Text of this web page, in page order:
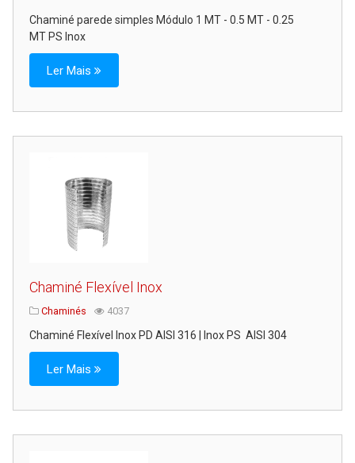
Chaminé parede simples Módulo 1 MT - 0.5 MT - 0.25
MT PS Inox
Ler Mais
Chaminé Flexível Inox
Chaminés 4037
Chaminé Flexível Inox PD AISI 316 | Inox PS AISI 304
Ler Mais